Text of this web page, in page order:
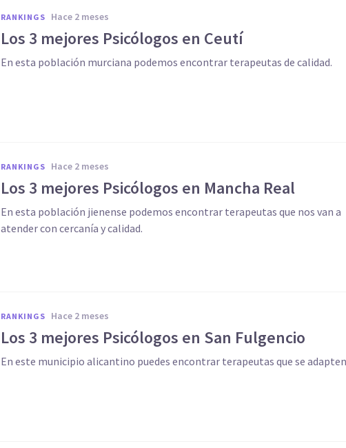
RANKINGS hace 2 meses
Los 3 mejores Psicólogos en Ceutí
En esta población murciana podemos encontrar terapeutas de calidad.
RANKINGS hace 2 meses
Los 3 mejores Psicólogos en Mancha Real
En esta población jienense podemos encontrar terapeutas que nos van a
atender con cercanía y calidad.
RANKINGS hace 2 meses
Los 3 mejores Psicólogos en San Fulgencio
En este municipio alicantino puedes encontrar terapeutas que se